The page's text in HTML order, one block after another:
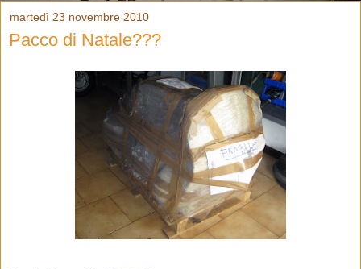
martedì 23 novembre 2010
Pacco di Natale???